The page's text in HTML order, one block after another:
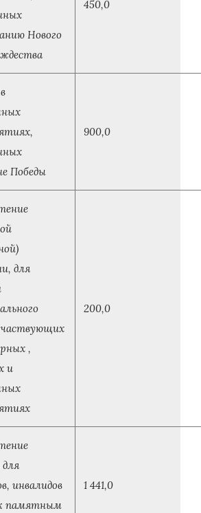
Нового
450,0
Победы
900,0
для
,
и
200,0
для
инвалидов
памятным
1 441,0